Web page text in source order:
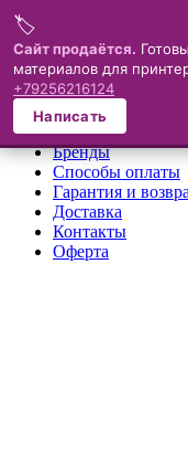
Меню
×
О компании
Каталог
Бренды
Способы оплаты
Гарантия и
Доставка
Контакты
Оферта
🏷️
Сайт продаётся.
материалов для
+79256216124
Написать